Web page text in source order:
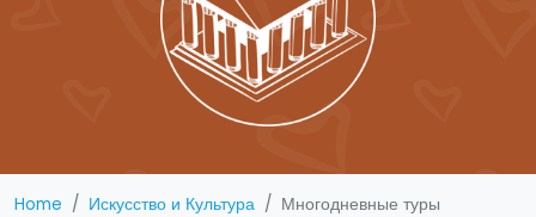
Home Искусство и Культура Многодневные туры